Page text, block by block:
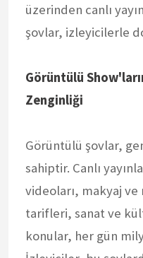
üzerinden canlı
şovlar, izleyicilerle
Görüntülü
Zenginliği
Görüntülü şovlar,
sahiptir. Canlı
videoları, makyaj
tarifleri, sanat ve
konular, her gün